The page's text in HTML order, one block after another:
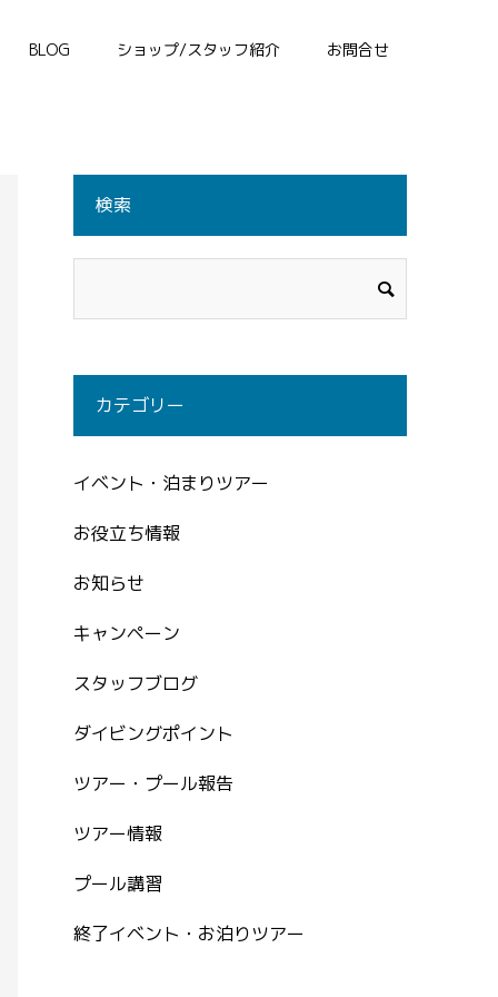
BLOG ショップ/スタッフ紹介 お問合せ
検索
カテゴリー
イベント・泊まりツアー
お役立ち情報
お知らせ
キャンペーン
スタッフブログ
ダイビングポイント
ツアー・プール報告
ツアー情報
プール講習
終了イベント・お泊りツアー